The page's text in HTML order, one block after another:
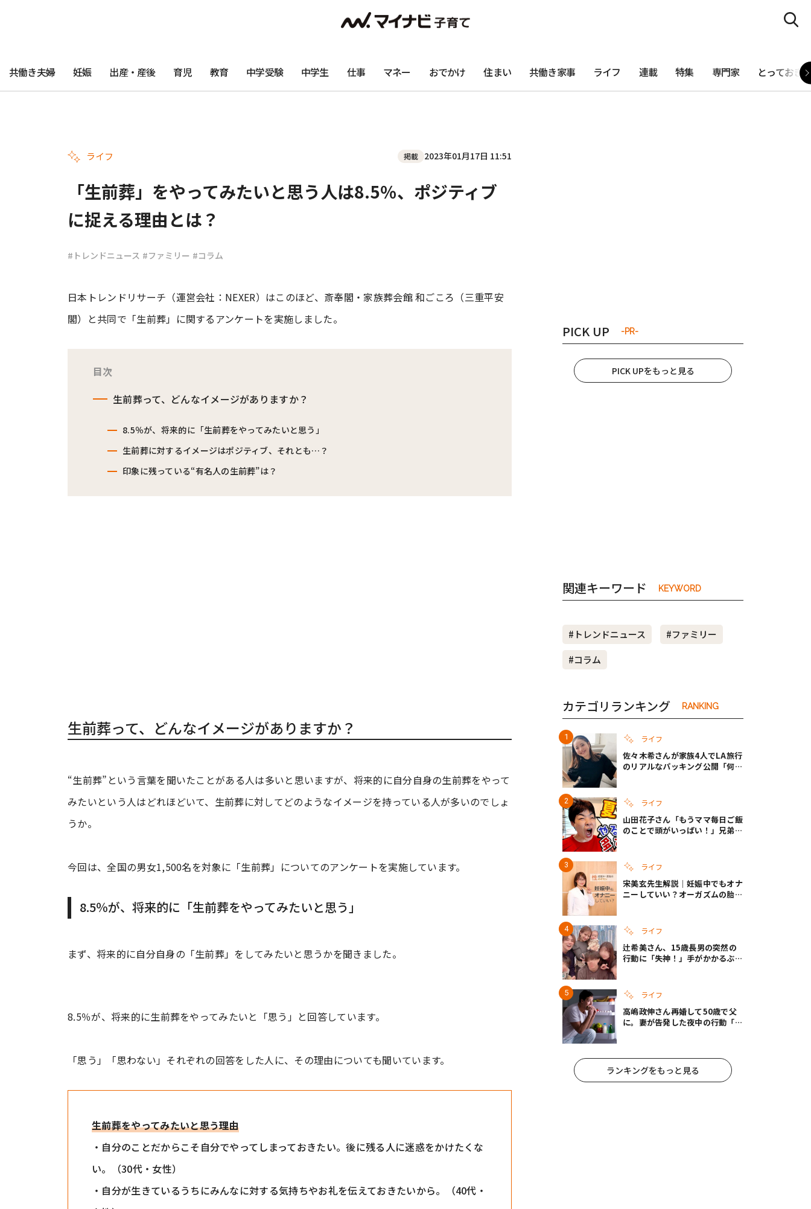
共働き夫婦 妊娠 出産・産後 育児 教育 中学受験 中学生 仕事 マネー おでかけ 住まい 共働き家事 ライフ 連載 特集 専門家 とっておき
ライフ 掲載 2023年01月17日 11:51
「生前葬」をやってみたいと思う人は8.5％、ポジティブ
に捉える理由とは？
#トレンドニュース #ファミリー #コラム
日本トレンドリサーチ（運営会社：NEXER）はこのほど、斎奉閣・家族葬会館 和ごころ（三重平安
閣）と共同で「生前葬」に関するアンケートを実施しました。
目次
生前葬って、どんなイメージがありますか？
8.5％が、将来的に「生前葬をやってみたいと思う」
生前葬に対するイメージはポジティブ、それとも…？
印象に残っている“有名人の生前葬”は？
生前葬って、どんなイメージがありますか？
“生前葬”という言葉を聞いたことがある人は多いと思いますが、将来的に自分自身の生前葬をやって
みたいという人はどれほどいて、生前葬に対してどのようなイメージを持っている人が多いのでしょ
うか。
今回は、全国の男女1,500名を対象に「生前葬」についてのアンケートを実施しています。
8.5％が、将来的に「生前葬をやってみたいと思う」
まず、将来的に自分自身の「生前葬」をしてみたいと思うかを聞きました。
8.5％が、将来的に生前葬をやってみたいと「思う」と回答しています。
「思う」「思わない」それぞれの回答をした人に、その理由についても聞いています。
生前葬をやってみたいと思う理由
・自分のことだからこそ自分でやってしまっておきたい。後に残る人に迷惑をかけたくな
い。（30代・女性）
・自分が生きているうちにみんなに対する気持ちやお礼を伝えておきたいから。（40代・
PICK UP -PR-
PICK UPをもっと見る
関連キーワード KEYWORD
#トレンドニュース
#ファミリー
#コラム
カテゴリランキング RANKING
ライフ
佐々木希さんが家族4人でLA旅行
のリアルなパッキング公開「何が
ライフ
山田花子さん「もうママ毎日ご飯
のことで頭がいっぱい！」兄弟夏
ライフ
宋美玄先生解説｜妊娠中でもオナ
ニーしていい？オーガズムの胎児
ライフ
辻希美さん、15歳長男の突然の
行動に「失神！」手がかかるぶん
ライフ
高嶋政伸さん再婚して50歳で父
に。妻が告発した夜中の行動「こ
ランキングをもっと見る